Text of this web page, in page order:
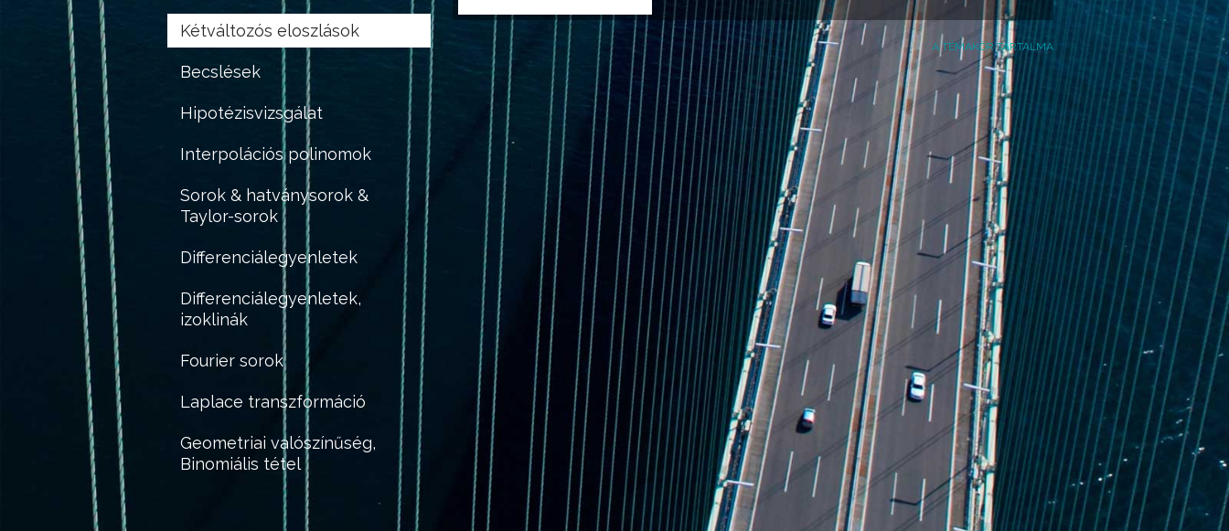
Kétváltozós eloszlások
Becslések
Hipotézisvizsgálat
Interpolációs polinomok
Sorok & hatványsorok &
Taylor-sorok
Differenciálegyenletek
Differenciálegyenletek,
izoklinák
Fourier sorok
Laplace transzformáció
Geometriai valószínűség,
Binomiális tétel
A TÉMAKÖR TARTALMA